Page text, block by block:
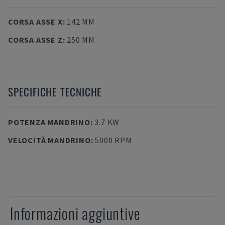
CORSA ASSE X: 142 MM
CORSA ASSE Z: 250 MM
SPECIFICHE TECNICHE
POTENZA MANDRINO: 3.7 KW
VELOCITÀ MANDRINO:5000 RPM
Informazioni aggiuntive